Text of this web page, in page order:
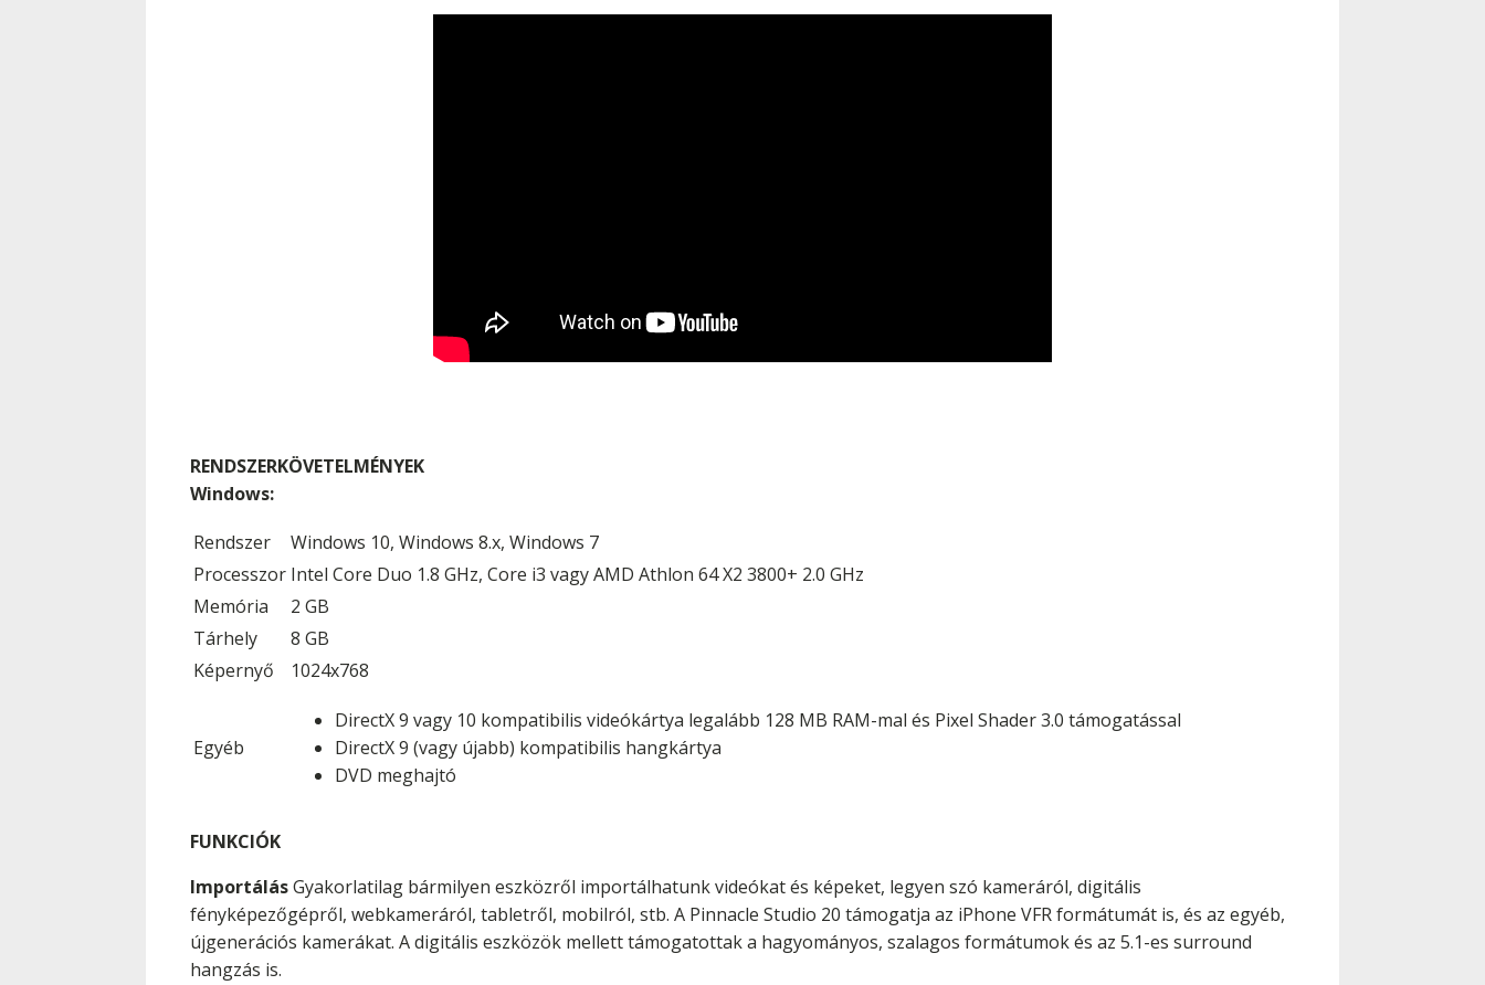
RENDSZERKÖVETELMÉNYEK
Windows:
Rendszer
Windows 10, Windows 8.x, Windows 7
Processzor Intel Core Duo 1.8 GHz, Core i3 vagy AMD Athlon 64 X2 3800+ 2.0 GHz
Memória
2 GB
Tárhely
8 GB
Képernyő
1024x768
Egyéb
DirectX 9 vagy 10 kompatibilis videókártya legalább 128 MB RAM-mal és Pixel Shader 3.0 támogatással
DirectX 9 (vagy újabb) kompatibilis hangkártya
DVD meghajtó
FUNKCIÓK
ImportálásGyakorlatilag bármilyen eszközről importálhatunk videókat és képeket, legyen szó kameráról, digitális
fényképezőgépről, webkameráról, tabletről, mobilról, stb. A Pinnacle Studio 20 támogatja az iPhone VFR formátumát is, és az egyéb,
újgenerációs kamerákat. A digitális eszközök mellett támogatottak a hagyományos, szalagos formátumok és az 5.1-es surround
hangzás is.